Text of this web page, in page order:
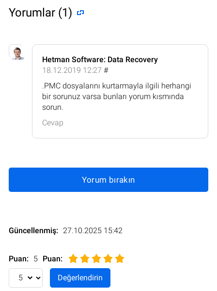
Yorumlar (1)
Hetman Software: Data Recovery
18.12.2019 12:27 #
.PMC dosyalarını kurtarmayla ilgili herhangi
bir sorunuz varsa bunları yorum kısmında
sorun.
Cevap
Yorum bırakın
Güncellenmiş: 27.10.2025 15:42
Puan: 5 Puan: